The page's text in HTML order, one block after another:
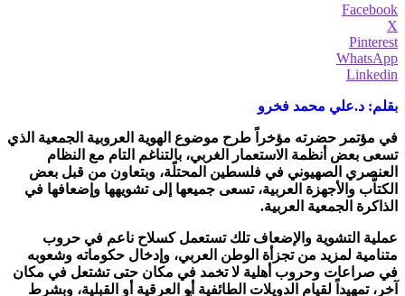
Facebook
X
Pinterest
WhatsApp
Linkedin
بقلم: د.علي محمد فخرو
في مؤتمر حضرته مؤخراً طرح موضوع الهوية العروبية الجمعية الذي
تسعى بعض أنظمة الاستعمار الغربي، بالتناغم التام مع النظام
العنصري الصهيوني في فلسطين المحتلًة، وبتعاون من قبل بعض
الكتاًّب والأجهزة العربية، تسعى جميعها إلى تشويهها وإضعافها في
الذاكرة الجمعية العربية.
عملية التشوية والإضعاف تلك تستعمل كسلاح ناعم في حروب
متنامية لمزيد من تجزأة الوطن العربي، وإدخال حكوماته وشعوبه
في صراعات وحروب أهلية لا تخمد في مكان حتى تشتعل في مكان
آخر، تمهيداً لقيام الدويلات الطائفية أو العرقية أو القبلية، وبشرط